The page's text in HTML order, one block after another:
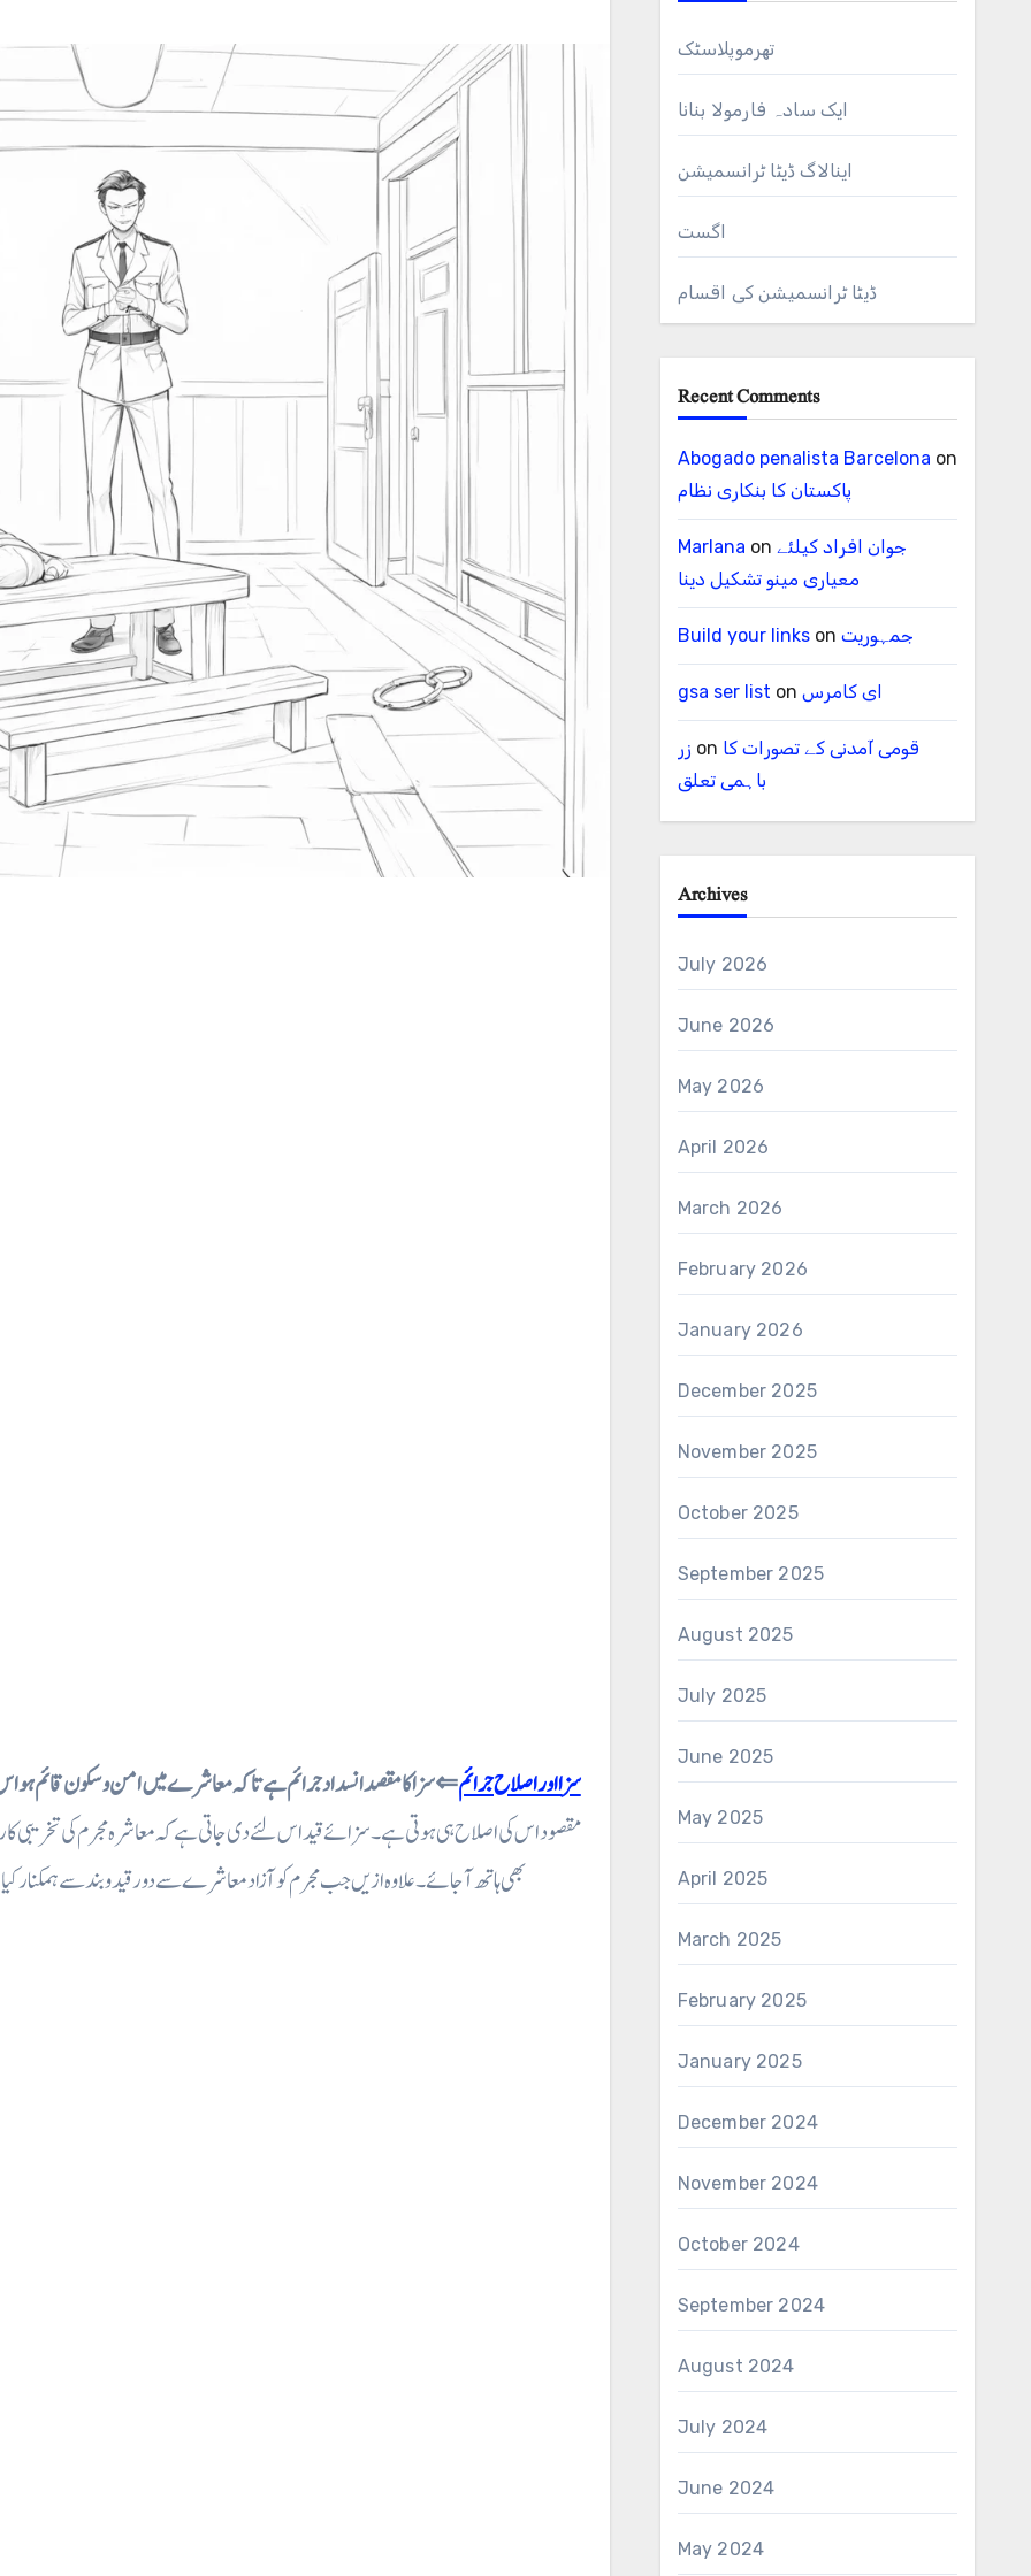
سزا اور اصلاح جرائم⇐ سزا کا مقصد انسداد جرائم ہے تا کہ معاشرے میں امن و سکون قائم ہو
مقصود اس کی اصلاح ہی ہوتی ہے۔ سزائے قید اس لئے دی جاتی ہے کہ معاشرہ مجرم کی تخریبی
بھی ہاتھ آجائے ۔ علاوہ ازیں جب مجرم کو آزاد معاشرے سے دور قید و بند سے ہمکنار
تھرموپلاسٹک
ایک سادہ فارمولا بنانا
اینالاگ ڈیٹا ٹرانسمیشن
اگست
ڈیٹا ٹرانسمیشن کی اقسام
Recent Comments
Abogado penalista Barcelona on
پاکستان کا بنکاری نظام
Marlana on جوان افراد کیلئے
معیاری مینو تشکیل دینا
Build your linkson جمہوریت
gsa ser list on ای کامرس
زر on قومی آمدنی کے تصورات کا
باہمی تعلق
Archives
July 2026
June 2026
May 2026
April 2026
March 2026
February 2026
January 2026
December 2025
November 2025
October 2025
September 2025
August 2025
July 2025
June 2025
May 2025
April 2025
March 2025
February 2025
January 2025
December 2024
November 2024
October 2024
September 2024
August 2024
July 2024
June 2024
May 2024